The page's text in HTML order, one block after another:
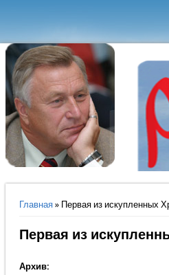
Вы здесь
Главная» Первая из искупленных
Первая из
Архив: